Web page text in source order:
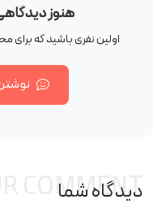
هنوز
اولین نفری باشید که برای
دیدگاه شما
COMMENT